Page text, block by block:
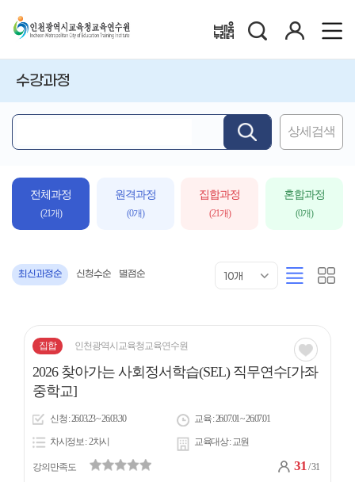
배움누리터
수강과정
심
상세검색
전체과정
(21개)
원격과정
(0개)
집합과정
(21개)
혼합과정
(0개)
최신과정순 신청수순 별점순
목
록
10개
리
스
카
드
집합 인천광역시교육청교육연수원 관심
2026 찾아가는 사회정서학습(SEL) 직무연수[가좌
중학교]
신청 26.03.23 ~ 26.03.30 교육 26.07.01 ~ 26.07.01
차시정보 2차시 교육대상 교원
강의만족도 31 / 31